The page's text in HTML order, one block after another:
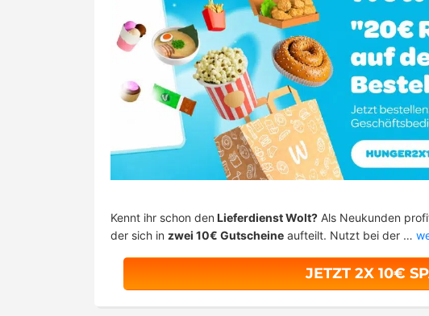
Kennt ihr schon den Lieferdienst Wolt? Als Neukunden
der sich in zwei 10€ Gutscheine aufteilt. Nutzt bei der …
JETZT 2X 10€